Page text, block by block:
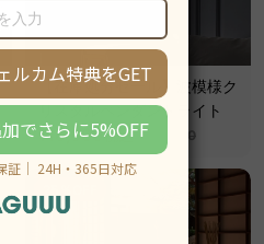
【在庫処分セール】波模様ク
リスタルペンダントライト
¥16,690税込 ¥23,890